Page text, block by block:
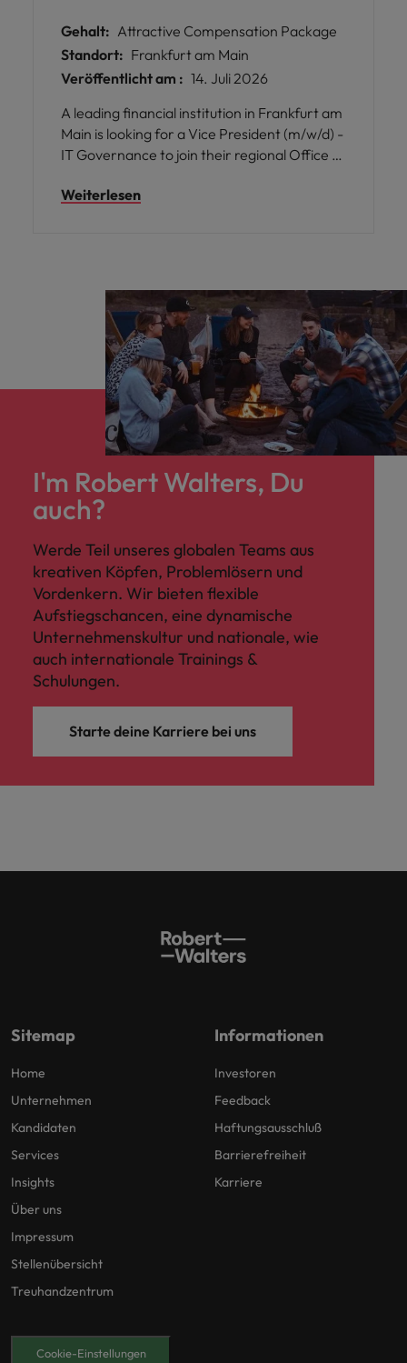
Gehalt: Attractive Compensation Package
Standort: Frankfurt am Main
Veröffentlicht am : 14. Juli 2026
A leading financial institution in Frankfurt am
Main is looking for a Vice President (m/w/d) -
IT Governance to join their regional Office of
governance, planning, and management
frameworks while fostering collaboration
and continuous improvement. This is your
chance to make an impact with supportive
leadership and excellent training
opportunities.
Weiterlesen
I'm Robert Walters, Du
auch?
Werde Teil unseres globalen Teams aus
kreativen Köpfen, Problemlösern und
Vordenkern. Wir bieten flexible
Aufstiegschancen, eine dynamische
Unternehmenskultur und nationale, wie
auch internationale Trainings &
Schulungen.
Starte deine Karriere bei uns
Sitemap
Home
Unternehmen
Kandidaten
Services
Insights
Über uns
Impressum
Stellenübersicht
Treuhandzentrum
Informationen
Investoren
Feedback
Haftungsausschluß
Barrierefreiheit
Karriere
Cookie-Einstellungen